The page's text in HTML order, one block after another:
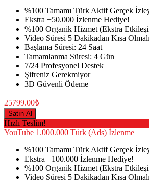
%100 Tamamı Türk Aktif Gerçek
Ekstra +50.000 İzlenme Hediye!
%100 Organik Hizmet (Ekstra
Video Süresi 5 Dakikadan Kısa
Başlama Süresi: 24 Saat
Tamamlanma Süresi: 4 Gün
7/24 Profesyonel Destek
Şifreniz Gerekmiyor
3D Güvenli Ödeme
25799.00₺
Satın Al
Hızlı Teslim!
YouTube 1.000.000 Türk (Ads) İzlenme
%100 Tamamı Türk Aktif Gerçek
Ekstra +100.000 İzlenme Hediye!
%100 Organik Hizmet (Ekstra
Video Süresi 5 Dakikadan Kısa